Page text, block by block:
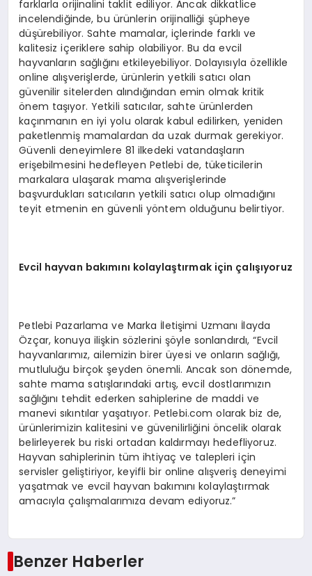
farklarla orijinalini taklit ediliyor. Ancak dikkatlice
incelendiğinde, bu ürünlerin orijinalliği şüpheye
düşürebiliyor. Sahte mamalar, içlerinde farklı ve
kalitesiz içeriklere sahip olabiliyor. Bu da evcil
hayvanların sağlığını etkileyebiliyor. Dolayısıyla özellikle
online alışverişlerde, ürünlerin yetkili satıcı olan
güvenilir sitelerden alındığından emin olmak kritik
önem taşıyor. Yetkili satıcılar, sahte ürünlerden
kaçınmanın en iyi yolu olarak kabul edilirken, yeniden
paketlenmiş mamalardan da uzak durmak gerekiyor.
Güvenli deneyimlere 81 ilkedeki vatandaşların
erişebilmesini hedefleyen Petlebi de, tüketicilerin
markalara ulaşarak mama alışverişlerinde
başvurdukları satıcıların yetkili satıcı olup olmadığını
teyit etmenin en güvenli yöntem olduğunu belirtiyor.
Evcil hayvan bakımını kolaylaştırmak için çalışıyoruz
Petlebi Pazarlama ve Marka İletişimi Uzmanı İlayda
Özçar, konuya ilişkin sözlerini şöyle sonlandırdı, “Evcil
hayvanlarımız, ailemizin birer üyesi ve onların sağlığı,
mutluluğu birçok şeyden önemli. Ancak son dönemde,
sahte mama satışlarındaki artış, evcil dostlarımızın
sağlığını tehdit ederken sahiplerine de maddi ve
manevi sıkıntılar yaşatıyor. Petlebi.com olarak biz de,
ürünlerimizin kalitesini ve güvenilirliğini öncelik olarak
belirleyerek bu riski ortadan kaldırmayı hedefliyoruz.
Hayvan sahiplerinin tüm ihtiyaç ve talepleri için
servisler geliştiriyor, keyifli bir online alışveriş deneyimi
yaşatmak ve evcil hayvan bakımını kolaylaştırmak
amacıyla çalışmalarımıza devam ediyoruz.”
Benzer Haberler